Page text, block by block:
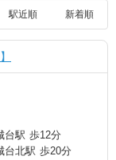
駅近順 新着順
台駅 歩12分
台北駅 歩20分